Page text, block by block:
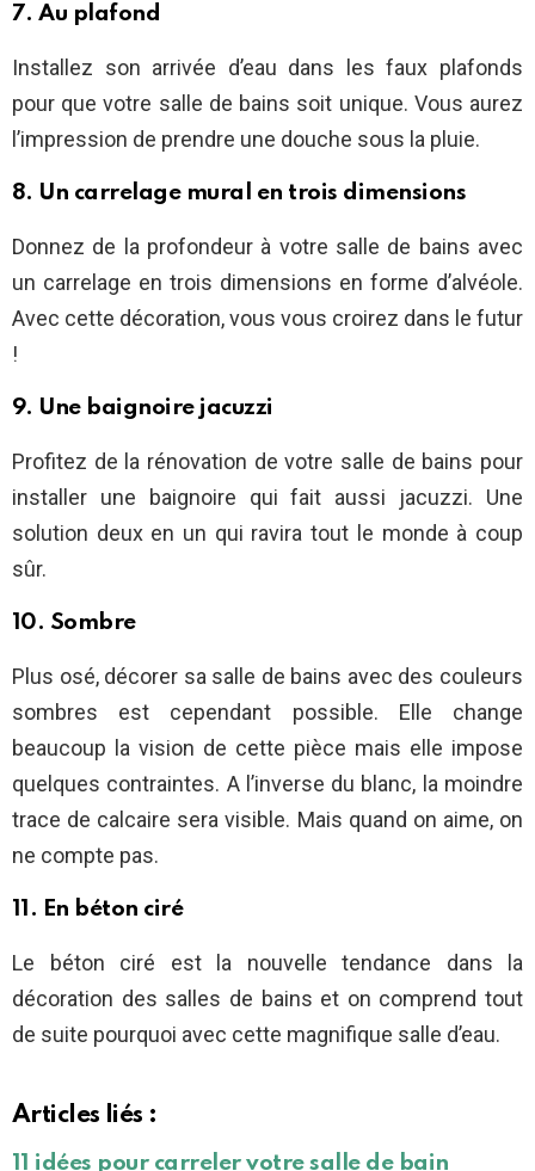
7. Au plafond
Installez son arrivée d’eau dans les faux plafonds
pour que votre salle de bains soit unique. Vous aurez
l’impression de prendre une douche sous la pluie.
8. Un carrelage mural en trois dimensions
Donnez de la profondeur à votre salle de bains avec
un carrelage en trois dimensions en forme d’alvéole.
Avec cette décoration, vous vous croirez dans le futur
!
9. Une baignoire jacuzzi
Profitez de la rénovation de votre salle de bains pour
installer une baignoire qui fait aussi jacuzzi. Une
solution deux en un qui ravira tout le monde à coup
sûr.
10. Sombre
Plus osé, décorer sa salle de bains avec des couleurs
sombres est cependant possible. Elle change
beaucoup la vision de cette pièce mais elle impose
quelques contraintes. A l’inverse du blanc, la moindre
trace de calcaire sera visible. Mais quand on aime, on
ne compte pas.
11. En béton ciré
Le béton ciré est la nouvelle tendance dans la
décoration des salles de bains et on comprend tout
de suite pourquoi avec cette magnifique salle d’eau.
Articles liés :
11 idées pour carreler votre salle de bain